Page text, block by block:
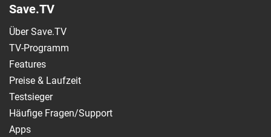
Save.TV
Über Save.TV
TV-Programm
Features
Preise & Laufzeit
Testsieger
Häufige Fragen/Support
Apps